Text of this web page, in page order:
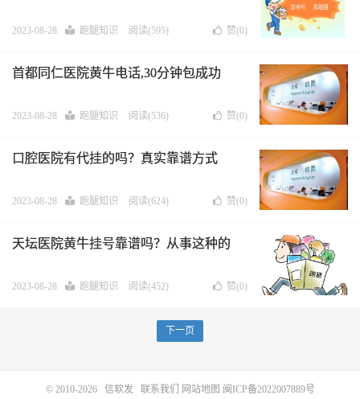
2023-08-28 跑腿知识 阅读(595) 赞(0)
首都同仁医院黄牛电话,30分钟包成功
2023-08-28 跑腿知识 阅读(536) 赞(0)
口腔医院有代挂的吗？真实靠谱方式
2023-08-28 跑腿知识 阅读(624) 赞(0)
天坛医院黄牛挂号靠谱吗？从事这种的
2023-08-28 跑腿知识 阅读(452) 赞(0)
下一页
© 2010-2026 信软发 联系我们 网站地图 闽ICP备2022007889号